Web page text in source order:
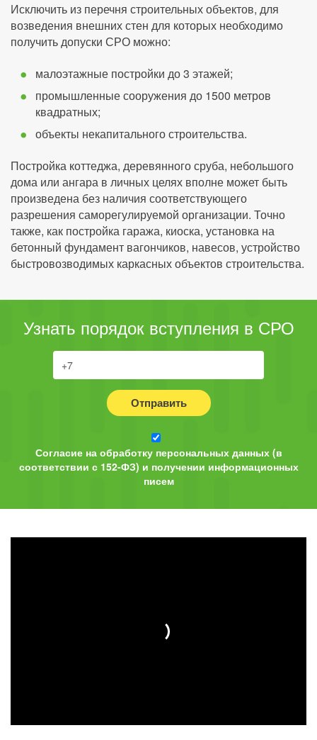
Исключить из перечня строительных объектов, для
возведения внешних стен для которых необходимо
получить допуски СРО можно:
малоэтажные постройки до 3 этажей;
промышленные сооружения до 1500 метров
квадратных;
объекты некапитального строительства.
Постройка коттеджа, деревянного сруба, небольшого
дома или ангара в личных целях вполне может быть
произведена без наличия соответствующего
разрешения саморегулируемой организации. Точно
также, как постройка гаража, киоска, установка на
бетонный фундамент вагончиков, навесов, устройство
быстровозводимых каркасных объектов строительства.
Узнать порядок вступления в СРО
Отправить
Согласие на обработку персональных данных (в
соответствии с 152-ФЗ) и получении информационных
писем